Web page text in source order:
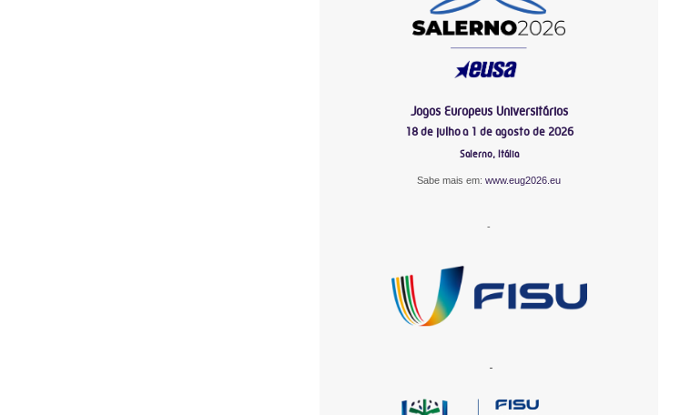
Jogos Europeus Universitários
18 de julho a 1 de agosto de 2026
Salerno, Itália
Sabe mais em:www.eug2026.eu
-
-